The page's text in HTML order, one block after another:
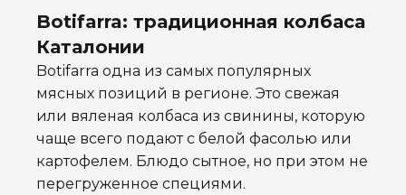
Botifarra: традиционная колбаса
Каталонии
Botifarra одна из самых популярных
мясных позиций в регионе. Это свежая
или вяленая колбаса из свинины, которую
чаще всего подают с белой фасолью или
картофелем. Блюдо сытное, но при этом не
перегруженное специями.